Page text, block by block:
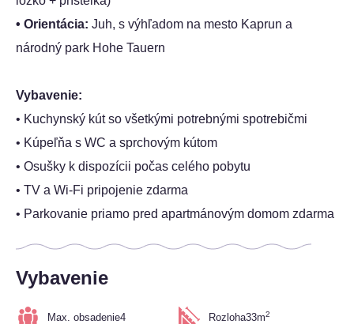
• Orientácia: Juh, s výhľadom na mesto Kaprun a
národný park Hohe Tauern
Vybavenie:
• Kuchynský kút so všetkými potrebnými spotrebičmi
• Kúpeľňa s WC a sprchovým kútom
• Osušky k dispozícii počas celého pobytu
• TV a Wi-Fi pripojenie zdarma
• Parkovanie priamo pred apartmánovým domom zdarma
Vybavenie
Max. obsadenie4 Rozloha33m2